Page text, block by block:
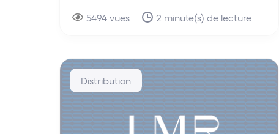
5494 vues 2 minute(s) de lecture
Distribution